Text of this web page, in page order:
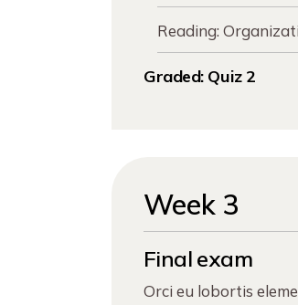
Reading:
Graded: Quiz 2
Week 3
Final exam
Orci eu lobortis